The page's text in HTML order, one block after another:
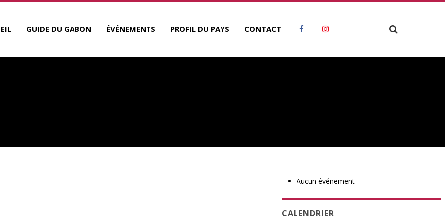
GUIDE DU GABON ÉVÉNEMENTS PROFIL DU PAYS CONTACT
Aucun événement
CALENDRIER